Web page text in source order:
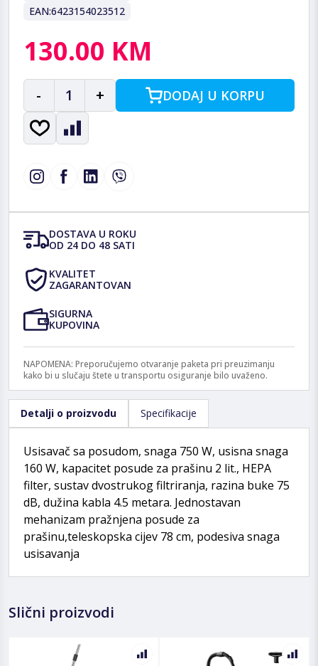
EAN:6423154023512
130.00 KM
- 1 + DODAJ U KORPU
DOSTAVA U ROKU
OD 24 DO 48 SATI
KVALITET
ZAGARANTOVAN
SIGURNA
KUPOVINA
NAPOMENA: Preporučujemo otvaranje paketa pri preuzimanju
kako bi u slučaju štete u transportu osiguranje bilo uvaženo.
Detalji o proizvodu Specifikacije
Usisavač sa posudom, snaga 750 W, usisna snaga
160 W, kapacitet posude za prašinu 2 lit., HEPA
filter, sustav dvostrukog filtriranja, razina buke 75
dB, dužina kabla 4.5 metara. Jednostavan
mehanizam pražnjena posude za
prašinu,teleskopska cijev 78 cm, podesiva snaga
usisavanja
Slični proizvodi